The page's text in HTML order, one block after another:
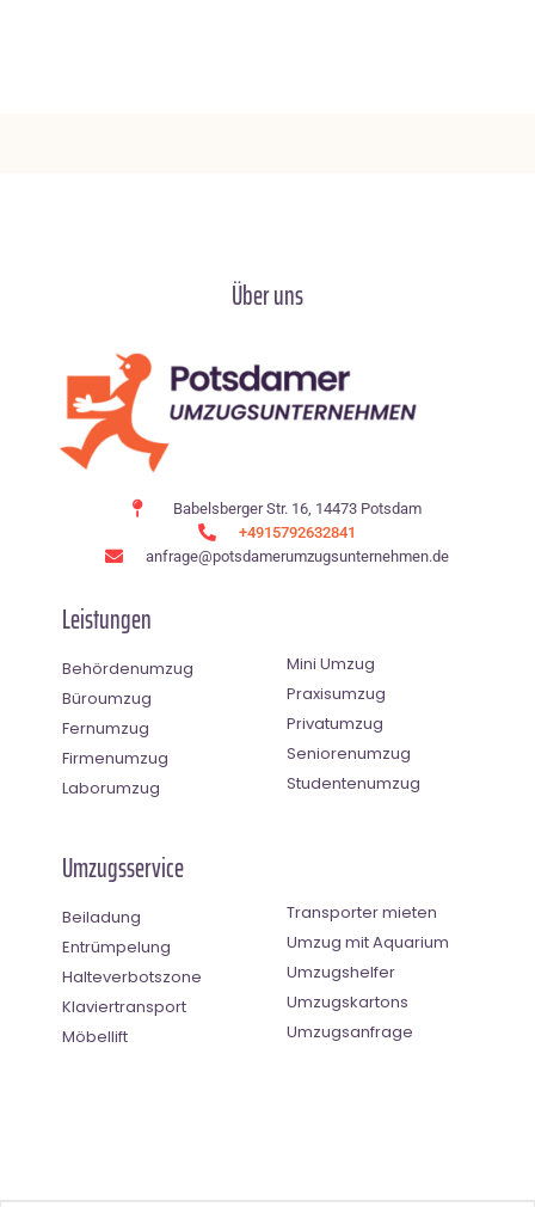
Über uns
Babelsberger Str. 16, 14473 Potsdam
+4915792632841
anfrage@potsdamerumzugsunternehmen.de
Leistungen
Behördenumzug
Büroumzug
Fernumzug
Firmenumzug
Laborumzug
Mini Umzug
Praxisumzug
Privatumzug
Seniorenumzug
Studentenumzug
Umzugsservice
Beiladung
Entrümpelung
Halteverbotszone
Klaviertransport
Möbellift
Transporter mieten
Umzug mit Aquarium
Umzugshelfer
Umzugskartons
Umzugsanfrage